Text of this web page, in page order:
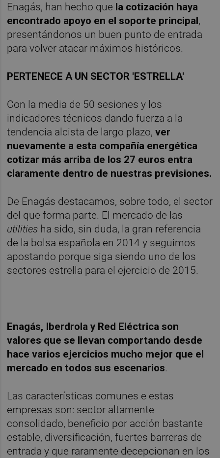
Enagás, han hecho que la cotización haya
encontrado apoyo en el soporte principal,
presentándonos un buen punto de entrada
para volver atacar máximos históricos.
PERTENECE A UN SECTOR 'ESTRELLA'
Con la media de 50 sesiones y los
indicadores técnicos dando fuerza a la
tendencia alcista de largo plazo,ver
nuevamente a esta compañía energética
cotizar más arriba de los 27 euros entra
claramente dentro de nuestras previsiones.
De Enagás destacamos, sobre todo, el sector
del que forma parte. El mercado de las
utilities ha sido, sin duda, la gran referencia
de la bolsa española en 2014 y seguimos
apostando porque siga siendo uno de los
sectores estrella para el ejercicio de 2015.
Enagás, Iberdrola y Red Eléctrica son
valores que se llevan comportando desde
hace varios ejercicios mucho mejor que el
mercado en todos sus escenarios.
Las características comunes e estas
empresas son: sector altamente
consolidado, beneficio por acción bastante
estable, diversificación, fuertes barreras de
entrada y que raramente decepcionan en los